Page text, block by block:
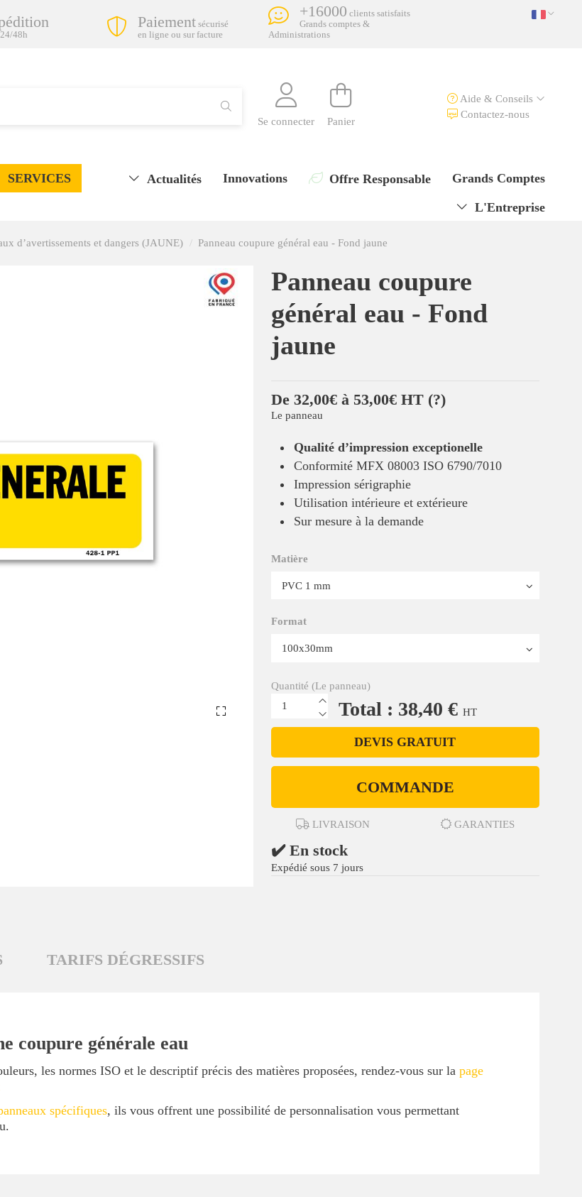
48h
Paiement sécurisé
en ligne ou sur facture
+16000 clients satisfaits
Grands comptes &
Administrations
Se connecter Panier
Aide & Conseils
Contactez-nous
SERVICES Grands Comptes
Offre Responsable
Innovations
Actualités
L'Entreprise
d’avertissements et dangers (JAUNE) Panneau coupure général eau - Fond jaune
Panneau coupure
général eau - Fond
jaune
De 32,00€ à 53,00€ HT (?)
Le panneau
Qualité d’impression exceptionelle
Conformité MFX 08003 ISO 6790/7010
Impression sérigraphie
Utilisation intérieure et extérieure
Sur mesure à la demande
Matière
Format
Quantité (Le panneau)
Total : 38,40 € HT
DEVIS GRATUIT
COMMANDE
LIVRAISON GARANTIES
✔️ En stock
Expédié sous 7 jours
TARIFS DÉGRESSIFS
coupure générale eau
les normes ISO et le descriptif précis des matières proposées, rendez-vous sur la page
spécifiques, ils vous offrent une possibilité de personnalisation vous permettant